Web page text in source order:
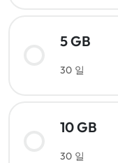
5 GB
30 일
10 GB
30 일